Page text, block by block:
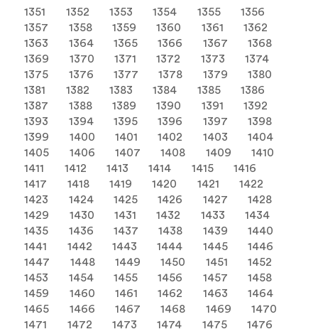
1351
1352 1353 1354 1355
1356
1357
1358 1359 1360 1361
1362
1363
1364 1365 1366 1367
1368
1369
1370 1371 1372 1373
1374
1375
1376 1377 1378 1379
1380
1381
1382 1383 1384 1385
1386
1387
1388 1389 1390 1391
1392
1393
1394 1395 1396 1397
1398
1399
1400 1401 1402 1403
1404
1405
1406 1407 1408 1409
1410
1411
1412 1413 1414 1415
1416
1417
1418 1419 1420 1421
1422
1423
1424 1425 1426 1427
1428
1429
1430 1431 1432 1433
1434
1435
1436 1437 1438 1439
1440
1441
1442 1443 1444 1445
1446
1447
1448 1449 1450 1451
1452
1453
1454 1455 1456 1457
1458
1459
1460 1461 1462 1463
1464
1465
1466 1467 1468 1469
1470
1471
1472 1473 1474 1475
1476